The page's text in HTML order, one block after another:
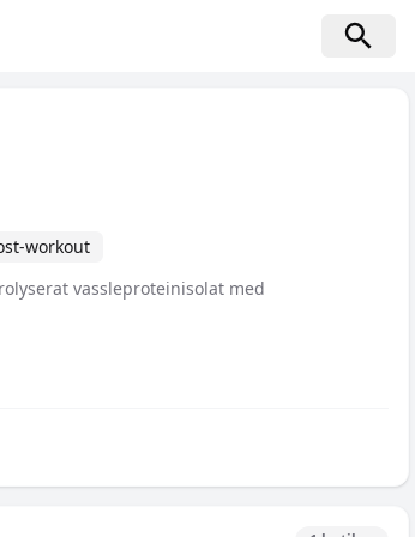
workout
vassleproteinisolat med